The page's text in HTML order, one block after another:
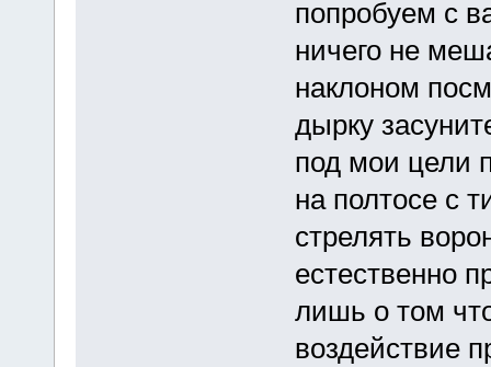
попробуем с
ничего не
наклоном
дырку
под мои цели
на полтосе с
стрелять
естественно
лишь о том
воздействие